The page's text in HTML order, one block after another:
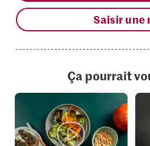
Saisir une
Ça pourrait